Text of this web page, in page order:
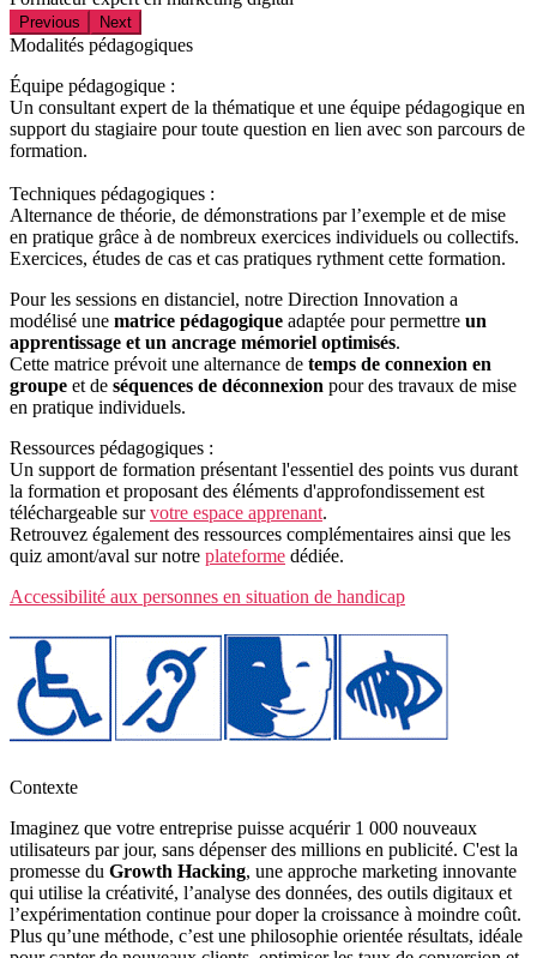
Previous Next
Modalités pédagogiques
Équipe pédagogique :
Un consultant expert de la thématique et une équipe pédagogique en
support du stagiaire pour toute question en lien avec son parcours de
formation.
Techniques pédagogiques :
Alternance de théorie, de démonstrations par l’exemple et de mise
en pratique grâce à de nombreux exercices individuels ou collectifs.
Exercices, études de cas et cas pratiques rythment cette formation.
Pour les sessions en distanciel, notre Direction Innovation a
modélisé une matrice pédagogique adaptée pour permettre un
apprentissage et un ancrage mémoriel optimisés.
Cette matrice prévoit une alternance de temps de connexion en
groupe et de séquences de déconnexion pour des travaux de mise
en pratique individuels.
Ressources pédagogiques :
Un support de formation présentant l'essentiel des points vus durant
la formation et proposant des éléments d'approfondissement est
téléchargeable survotre espace apprenant.
Retrouvez également des ressources complémentaires ainsi que les
quiz amont/aval sur notre plateforme dédiée.
Accessibilité aux personnes en situation de handicap
Contexte
Imaginez que votre entreprise puisse acquérir 1 000 nouveaux
utilisateurs par jour, sans dépenser des millions en publicité. C'est la
promesse du Growth Hacking, une approche marketing innovante
qui utilise la créativité, l’analyse des données, des outils digitaux et
l’expérimentation continue pour doper la croissance à moindre coût.
Plus qu’une méthode, c’est une philosophie orientée résultats, idéale